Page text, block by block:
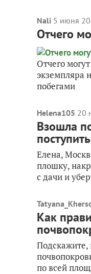
Nali 5 июня
Отчего
Отчего
экземпляра
побегами
Helena105 20
Взошла
Елена,
плошку,
с дачи и
Как
Подскажите,
по всей